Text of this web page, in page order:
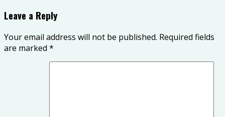
Leave a Reply
Your email address will not be published. Required fields
are marked *